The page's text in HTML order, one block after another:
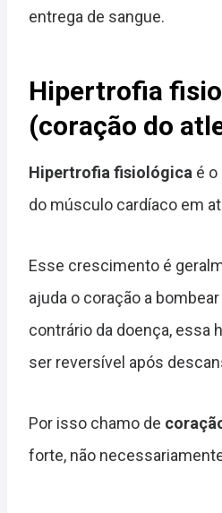
entrega de sangue.
Hipertrofia
(coração do
Hipertrofia fisiológica é
do músculo cardíaco em
Esse crescimento é
ajuda o coração a
contrário da doença, essa
ser reversível após
Por isso chamo de
forte, não